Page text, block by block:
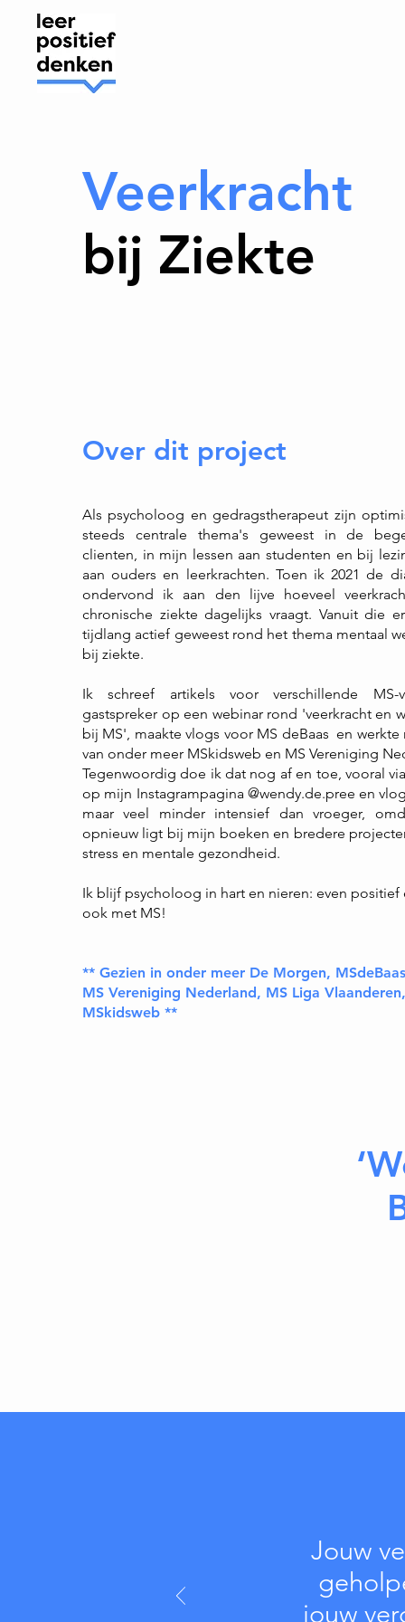
Veerkracht
bij Ziekte
Over dit project
Als psycholoog en gedragstherapeut zijn
steeds centrale thema's geweest in de
clienten, in mijn lessen aan studenten en bij
aan ouders en leerkrachten. Toen ik 2021 de
ondervond ik aan den lijve hoeveel
chronische ziekte dagelijks vraagt. Vanuit die
tijdlang actief geweest rond het thema mentaal
bij ziekte.
Ik schreef artikels voor verschillende MS-
gastspreker op een webinarrond 'veerkracht en
bij MS', maakte vlogs voorMS deBaasen werkte
van onder meer MSkidsweb en MS Vereniging
Tegenwoordig doe ik dat nog af en toe, vooral
op mijn Instagrampagina @wendy.de.pree en
maar veel minder intensief dan vroeger,
opnieuw ligt bij mijn boeken en bredere
stress en mentale gezondheid.
Ik blijf psycholoog in hart en nieren: even positief
ook met MS!
** Gezien in onder meer De Morgen,
MS Vereniging Nederland, MS Liga Vlaanderen,
MSkidsweb **
Jouw
jouw